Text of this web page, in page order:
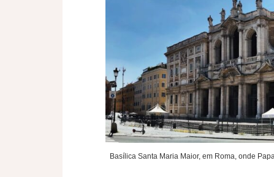
Basílica Santa Maria Maior, em Roma, onde